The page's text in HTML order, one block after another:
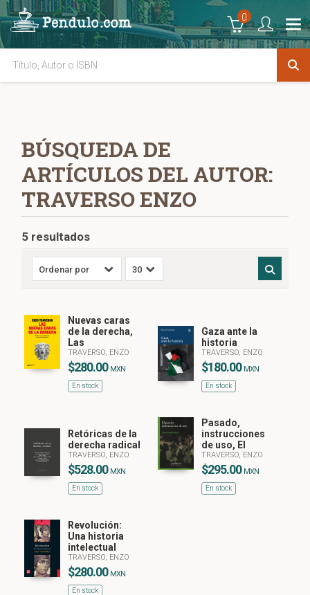
0
BÚSQUEDA DE
ARTÍCULOS DEL AUTOR:
TRAVERSO ENZO
5 resultados
Nuevas caras
de la derecha,
Las
TRAVERSO, ENZO
$280.00 MXN
En stock
Gaza ante la
historia
TRAVERSO, ENZO
$180.00 MXN
En stock
Retóricas de la
derecha radical
TRAVERSO, ENZO
$528.00 MXN
En stock
Pasado,
instrucciones
de uso, El
TRAVERSO, ENZO
$295.00 MXN
En stock
Revolución:
Una historia
intelectual
TRAVERSO, ENZO
$280.00 MXN
En stock